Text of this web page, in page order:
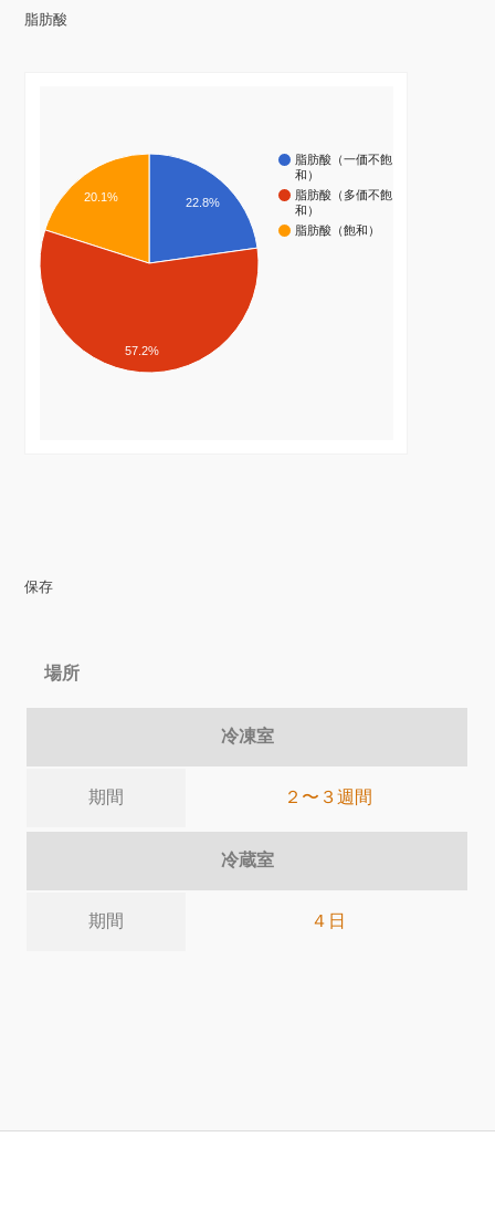
脂肪酸
脂肪酸（一価不飽
和）
脂肪酸（多価不飽
和）
脂肪酸（飽和）
22.8%
20.1%
57.2%
保存
場所
冷凍室
期間 ２〜３週間
冷蔵室
期間 ４日